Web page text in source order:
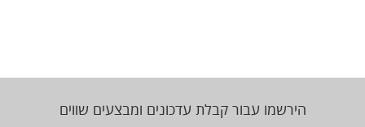
הירשמו עבור קבלת עדכונים ומבצעים שווים